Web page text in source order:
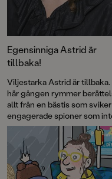
Egensinniga Astrid är
tillbaka!
Viljestarka Astrid är tillbaka.
här gången rymmer
allt från en bästis som
engagerade spioner som
skyr några medel!